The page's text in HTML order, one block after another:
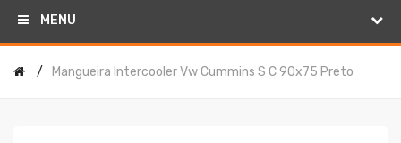
MENU
Mangueira Intercooler Vw Cummins S C 90x75 Preto